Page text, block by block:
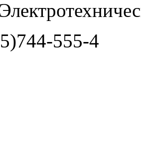
555-4